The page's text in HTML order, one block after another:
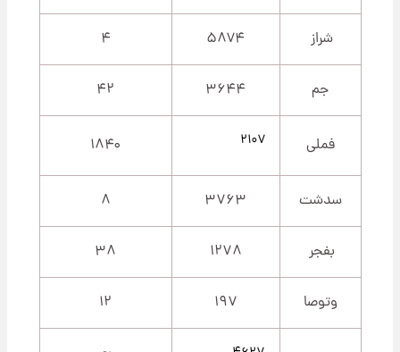
شراز ۵۸۷۴
جم ۳۶۴۴ ۴۲
فملی ۲۱۰۷ ۱۸۴۰
سدشت ۳۷۶۳
بفجر ۱۲۷۸ ۳۸
وتوصا ۱۹۷ ۱۲